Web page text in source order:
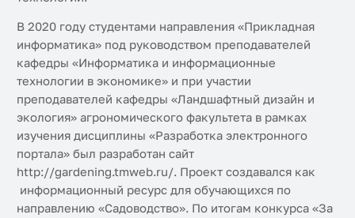
В 2020 году студентами направления «Прикладная
информатика» под руководством преподавателей
кафедры «Информатика и информационные
технологии в экономике» и при участии
преподавателей кафедры «Ландшафтный дизайн и
экология» агрономического факультета в рамках
изучения дисциплины «Разработка электронного
портала» был разработан сайт
http://gardening.tmweb.ru/. Проект создавался как
информационный ресурс для обучающихся по
направлению «Садоводство». По итогам конкурса «За